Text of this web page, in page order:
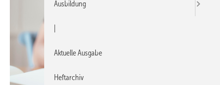
Ausbildung
Aktuelle Ausgabe
Heftarchiv